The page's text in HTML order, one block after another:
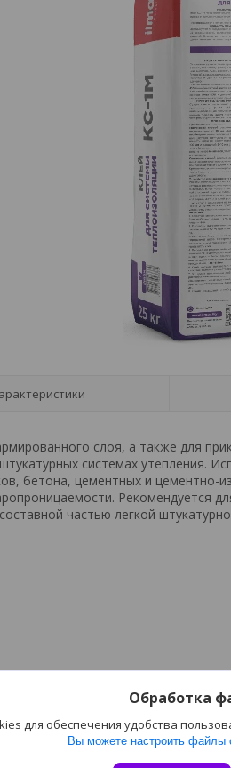
слоя, а также для
системах утепления.
бетона, цементных и цементно-
Рекомендуется
частью легкой
Обработка
для обеспечения удобства
Вы можете настроить файлы